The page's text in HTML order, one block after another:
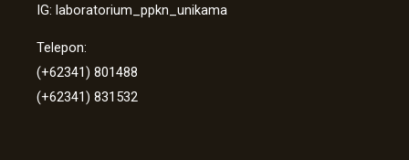
IG: laboratorium_ppkn_unikama
Telepon:
(+62341) 801488
(+62341) 831532